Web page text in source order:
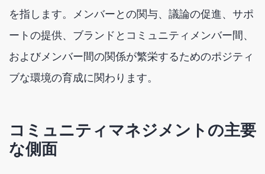
を指します。メンバーとの関与、議論の促進、サポ
ートの提供、ブランドとコミュニティメンバー間、
およびメンバー間の関係が繁栄するためのポジティ
ブな環境の育成に関わります。
コミュニティマネジメントの主要
な側面